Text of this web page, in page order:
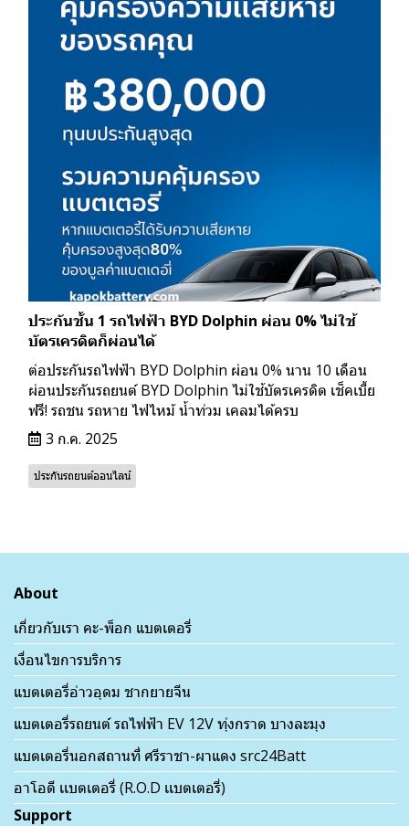
ประกันชั้น 1 รถไฟฟ้า BYD Dolphin ผ่อน 0% ไม่ใช้
บัตรเครดิตก็ผ่อนได้
ต่อประกันรถไฟฟ้า BYD Dolphin ผ่อน 0% นาน 10 เดือน
ผ่อนประกันรถยนต์ BYD Dolphin ไม่ใช้บัตรเครดิต เช็คเบี้ย
ฟรี! รถชน รถหาย ไฟไหม้ น้ำท่วม เคลมได้ครบ
3 ก.ค. 2025
ประกันรถยนต์ออนไลน์
About
เกี่ยวกับเรา คะ-พ็อก แบตเตอรี่
เงื่อนไขการบริการ
แบตเตอรี่อ่าวอุดม ชากยายจีน
แบตเตอรี่รถยนต์ รถไฟฟ้า EV 12V ทุ่งกราด บางละมุง
แบตเตอรี่นอกสถานที่ ศรีราชา-ผาแดง src24Batt
อาโอดี เเบตเตอรี่ (R.O.D เเบตเตอรี่)
Support